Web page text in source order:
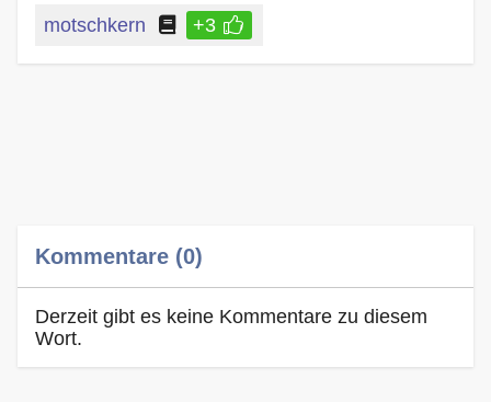
motschkern +3
Kommentare (0)
Derzeit gibt es keine Kommentare zu diesem
Wort.